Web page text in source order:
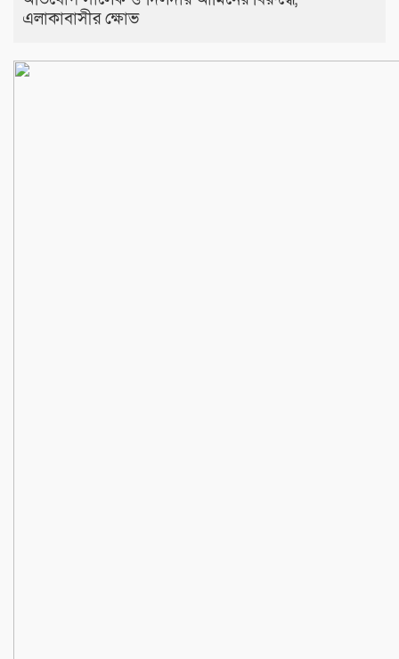
এলাকাবাসীর ক্ষোভ